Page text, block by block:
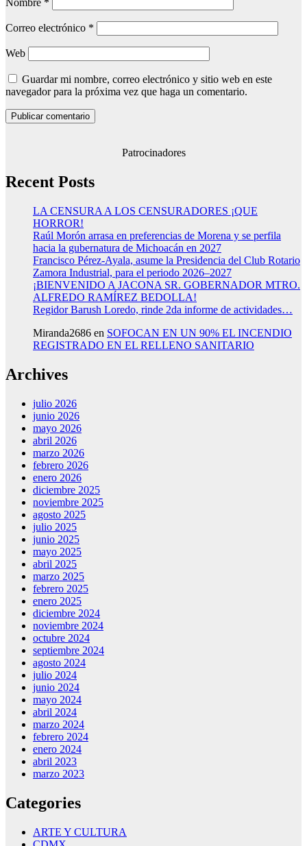
Nombre *
Correo electrónico *
Web
Guardar mi nombre, correo electrónico y sitio web en este
navegador para la próxima vez que haga un comentario.
Patrocinadores
Recent Posts
LA CENSURA A LOS CENSURADORES ¡QUE
HORROR!
Raúl Morón arrasa en preferencias de Morena y se perfila
hacia la gubernatura de Michoacán en 2027
Francisco Pérez-Ayala, asume la Presidencia del Club Rotario
Zamora Industrial, para el periodo 2026–2027
¡BIENVENIDO A JACONA SR. GOBERNADOR MTRO.
ALFREDO RAMÍREZ BEDOLLA!
Regidor Barush Loredo, rinde 2da informe de actividades…
Miranda2686 en SOFOCAN EN UN 90% EL INCENDIO
REGISTRADO EN EL RELLENO SANITARIO
Archives
julio 2026
junio 2026
mayo 2026
abril 2026
marzo 2026
febrero 2026
enero 2026
diciembre 2025
noviembre 2025
agosto 2025
julio 2025
junio 2025
mayo 2025
abril 2025
marzo 2025
febrero 2025
enero 2025
diciembre 2024
noviembre 2024
octubre 2024
septiembre 2024
agosto 2024
julio 2024
junio 2024
mayo 2024
abril 2024
marzo 2024
febrero 2024
enero 2024
abril 2023
marzo 2023
Categories
ARTE Y CULTURA